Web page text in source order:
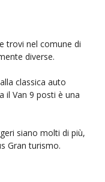
trovi nel comune di
diverse.
classica auto
il Van 9 posti è una
siano molti di più,
Gran turismo.